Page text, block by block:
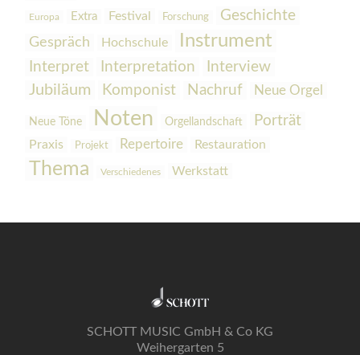
Europa Extra Festival Forschung Geschichte
Gespräch Hochschule Instrument
Interpret Interpretation
Interview
Jubiläum
Komponist Nachruf Neue Orgel
Neue Töne Noten Orgellandschaft Porträt
Praxis Projekt Repertoire Restauration
Thema Verschiedenes Werkstatt
SCHOTT MUSIC GmbH & Co KG
Weihergarten 5